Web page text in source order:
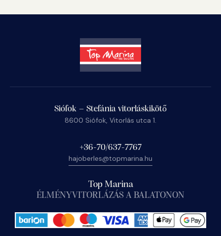
Siófok – Stefánia vitorláskikötő
8600 Siófok, Vitorlás utca 1.
+36-70/637-7767
hajoberles@topmarina.hu
Top Marina
ÉLMÉNYVITORLÁZÁS A BALATONON